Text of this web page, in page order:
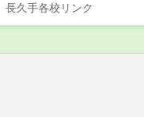
長久手各校リンク